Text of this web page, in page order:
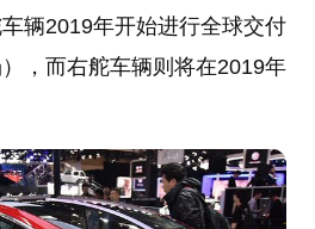
辆2019年开始进行全球交付
），而右舵车辆则将在2019年